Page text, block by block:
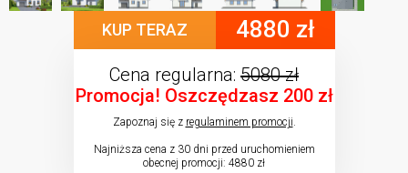
KUP TERAZ 4880 zł
Cena regularna: 5080 zł
Promocja! Oszczędzasz 200 zł
Zapoznaj się z regulaminem promocji
Najniższa cena z 30 dni przed uruchomieniem
obecnej promocji: 4880 zł